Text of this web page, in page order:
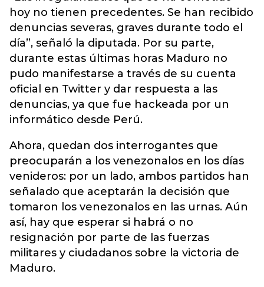
hoy no tienen precedentes. Se han recibido
denuncias severas, graves durante todo el
día”, señaló la diputada. Por su parte,
durante estas últimas horas Maduro no
pudo manifestarse a través de su cuenta
oficial en Twitter y dar respuesta a las
denuncias, ya que fue hackeada por un
informático desde Perú.
Ahora, quedan dos interrogantes que
preocuparán a los venezonalos en los días
venideros: por un lado, ambos partidos han
señalado que aceptarán la decisión que
tomaron los venezonalos en las urnas. Aún
así, hay que esperar si habrá o no
resignación por parte de las fuerzas
militares y ciudadanos sobre la victoria de
Maduro.